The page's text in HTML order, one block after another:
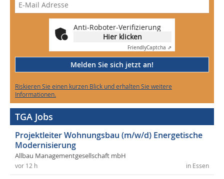
Anti-Roboter-Verifizierung
Hier klicken
FriendlyCaptcha ⇗
Melden Sie sich jetzt an!
Riskieren Sie einen kurzen Blick und erhalten Sie weitere
Informationen.
TGA Jobs
Projektleiter Wohnungsbau (m/w/d) Energetische
Modernisierung
Allbau Managementgesellschaft mbH
in Essen
vor 12 h